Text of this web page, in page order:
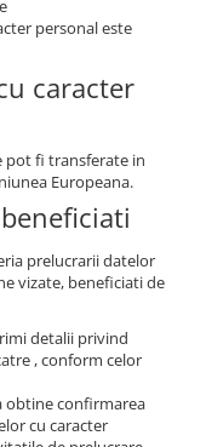
personal este
caracter
pot fi transferate in
Europeana.
prelucrarii datelor
vizate, beneficiati de
detalii privind
, conform celor
obtine confirmarea
cu caracter